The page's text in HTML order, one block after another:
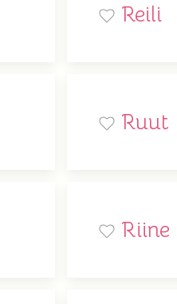
Reili
Ruut
Riine